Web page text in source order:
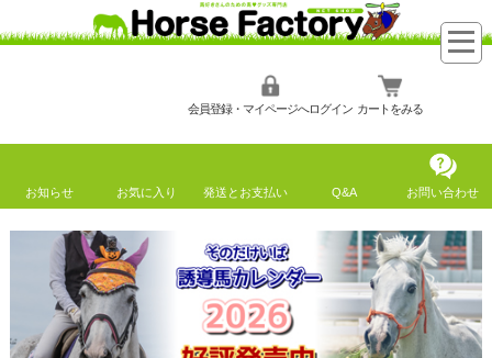
会員登録・マイページへログイン カートをみる
お知らせ お気に入り 発送とお支払い Q&A お問い合わせ